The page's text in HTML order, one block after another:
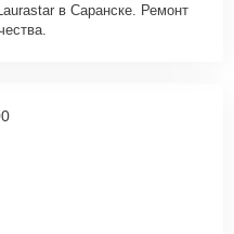
в Саранске. Ремонт